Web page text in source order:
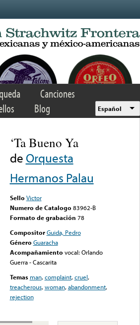
Canciones
Blog Español
‘Ta Bueno Ya
de Orquesta
Hermanos Palau
Sello Victor
Numero de Catalogo 83962-B
Formato de grabación 78
Compositor Guida, Pedro
Género Guaracha
Acompañamiento vocal: Orlando
Guerra - Cascarita
Temas man,complaint,cruel,
treacherous,woman,abandonment,
rejection